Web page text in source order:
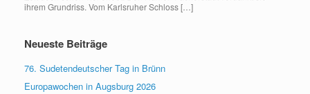
ihrem Grundriss. Vom Karlsruher Schloss […]
Neueste Beiträge
76. Sudetendeutscher Tag in Brünn
Europawochen in Augsburg 2026